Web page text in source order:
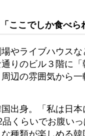
ここでしか食べら
やライブハウス
りのビル３階に
辺の雰囲気から
出身。「私は日
くらいでお腹い
種類が楽しめる